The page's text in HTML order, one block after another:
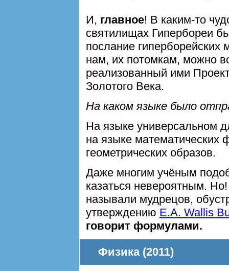
И, главное! В каким-то
святилищах Гипербореи
послание
нам, их потомкам, можно
реализованный ими
Золотого Века.
На каком языке было
На языке универсальном
на языке математических
геометрических образов.
Даже многим учёным
казаться невероятным.
называли мудрецов,
утверждению E.A. Wallis
говорит формулами.
Физика (2011)